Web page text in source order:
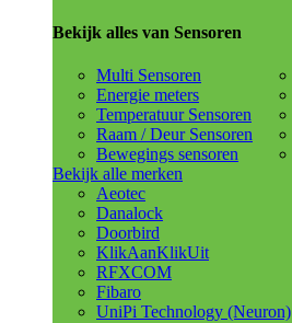
Bekijk alles van Sensoren
Multi Sensoren
Energie meters
Temperatuur Sensoren
Raam / Deur Sensoren
Bewegings sensoren
Bekijk alle merken
Aeotec
Danalock
Doorbird
KlikAanKlikUit
RFXCOM
Fibaro
UniPi Technology (Neuron)